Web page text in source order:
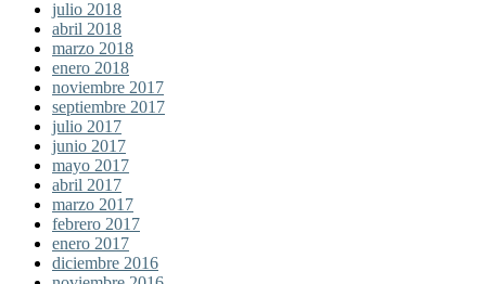
julio 2018
abril 2018
marzo 2018
enero 2018
noviembre 2017
septiembre 2017
julio 2017
junio 2017
mayo 2017
abril 2017
marzo 2017
febrero 2017
enero 2017
diciembre 2016